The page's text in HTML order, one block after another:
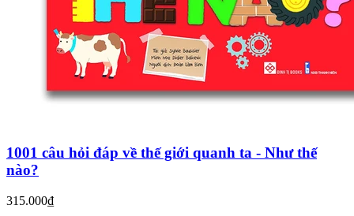
1001 câu hỏi đáp về thế giới quanh ta - Như thế
nào?
315.000₫